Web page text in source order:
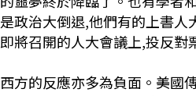
是政治大倒退,他們有的上書人
即將召開的人大會議上,投反對
西方的反應亦多為負面。美國